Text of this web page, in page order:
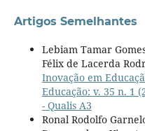
Artigos Semelhantes
Lebiam Tamar
Félix de Lacerda
Inovação em
Educação: v. 35 n. 1
- Qualis A3
Ronal Rodolfo